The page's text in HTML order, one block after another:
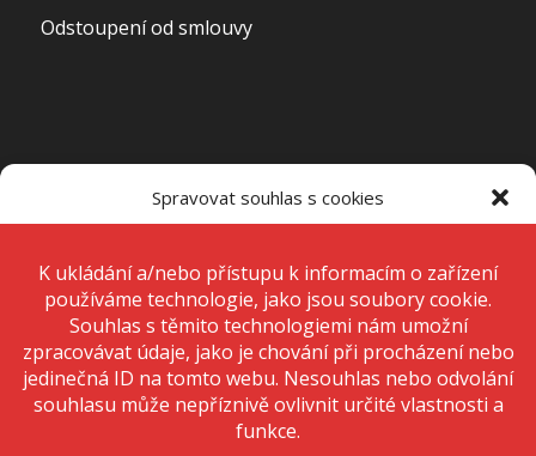
Spravovat souhlas s cookies
technologie, jako jsou soubory cookie. Děláme to, abychom zlepšili
zážitek z prohlížení a zobrazovali personalizované reklamy. Souhlas s
těmito technologiemi nám umožní zpracovávat údaje, jako je chování
při procházení nebo jedinečná ID na tomto webu. Nesouhlas nebo
odvolání souhlasu může nepříznivě ovlivnit určité vlastnosti a funkce.
Přijmout
Odstoupení od smlouvy
Pondělí – Pátek7:00 – 15:00
SobotaZavřeno
Neděle Zavřeno